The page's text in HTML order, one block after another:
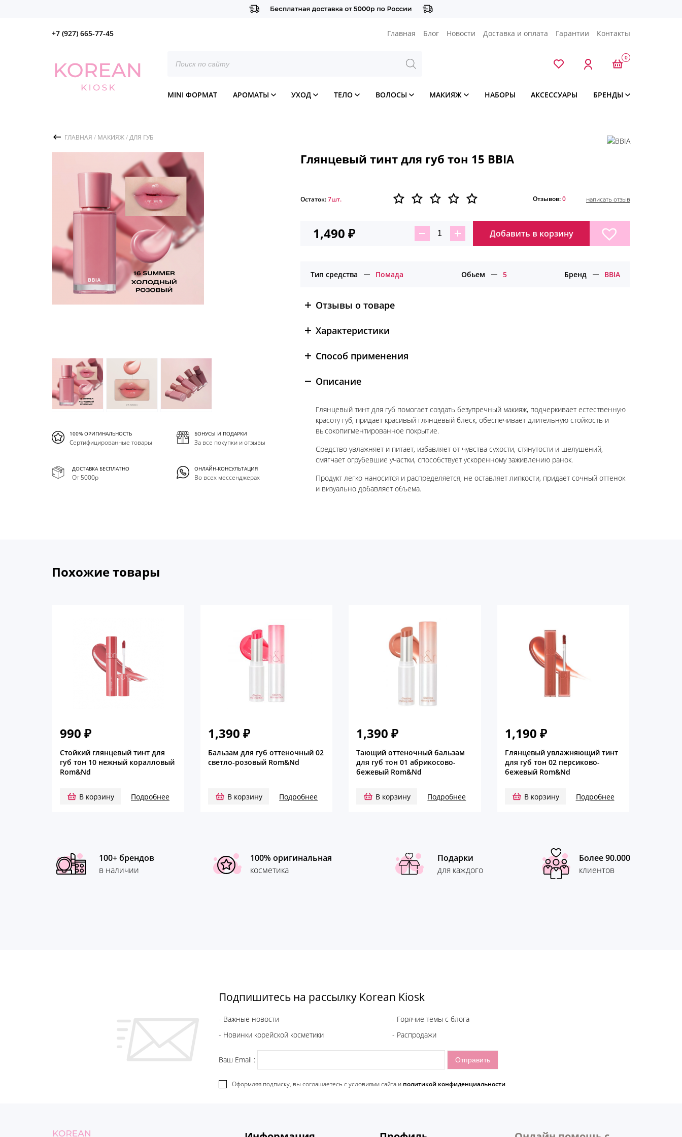
+7 (927) 665-77-45 Главная Блог Новости Доставка и оплата Гарантии Контакты
товаров 0
MINI ФОРМАТ АРОМАТЫ УХОД ТЕЛО ВОЛОСЫ МАКИЯЖ НАБОРЫ АКСЕССУАРЫ БРЕНДЫ
ГЛАВНАЯ / МАКИЯЖ/ДЛЯ ГУБ
100% ОРИГИНАЛЬНОСТЬ
Сертифицированные товары
БОНУСЫ И ПОДАРКИ
За все покупки и отзывы
ДОСТАВКА БЕСПЛАТНО
От 5000р
ОНЛАЙН-КОНСУЛЬТАЦИЯ
Во всех мессенджерах
Глянцевый тинт для губ тон 15 BBIA
Остаток:7шт. Отзывов:0 написать отзыв
1,490₽
Количество
Добавить в корзину
Тип средства Помада Обьем 5 Бренд BBIA
Отзывы о товаре
Характеристики
Способ применения
Описание
Глянцевый тинт для губ помогает создать безупречный макияж, подчеркивает естественную
красоту губ, придает красивый глянцевый блеск, обеспечивает длительную стойкость и
высокопигментированное покрытие.
Средство увлажняет и питает, избавляет от чувства сухости, стянутости и шелушений,
смягчает огрубевшие участки, способствует ускоренному заживлению ранок.
Продукт легко наносится и распределяется, не оставляет липкости, придает сочный оттенок
и визуально добавляет объема.
Похожие товары
990 ₽
Стойкий глянцевый тинт для
губ тон 10 нежный коралловый
Rom&Nd
В корзину Подробнее
1,390₽
Бальзам для губ оттеночный 02
светло-розовый Rom&Nd
В корзину Подробнее
1,390₽
Тающий оттеночный бальзам
для губ тон 01 абрикосово-
бежевый Rom&Nd
В корзину Подробнее
1,190 ₽
Глянцевый увлажняющий тинт
для губ тон 02 персиково-
бежевый Rom&Nd
В корзину Подробнее
100+ брендов
в наличии
100% оригинальная
косметика
Подарки
для каждого
Более 90.000
клиентов
Подпишитесь на рассылку Korean Kiosk
- Важные новости
- Горячие темы с блога
- Новинки корейской косметики
- Распродажи
Ваш Email :
Оформляя подписку, вы соглашаетесь c условиями сайта и политикой конфиденциальности